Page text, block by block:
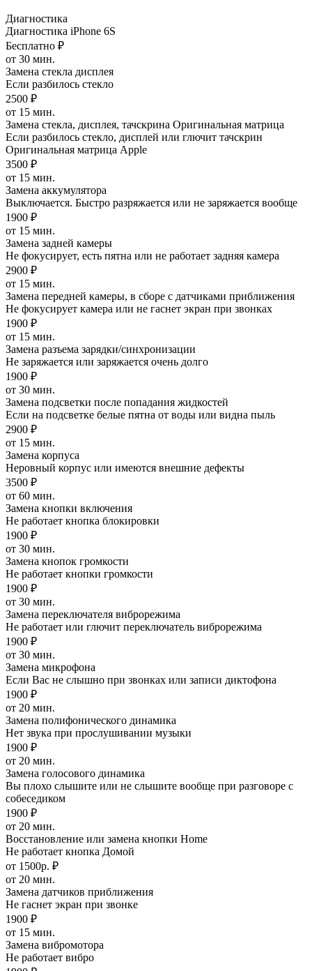
Диагностика
Диагностика iPhone 6S
Бесплатно ₽
от 30 мин.
Замена стекла дисплея
Если разбилось стекло
2500 ₽
от 15 мин.
Замена стекла, дисплея, тачскрина Оригинальная матрица
Если разбилось стекло, дисплей или глючит тачскрин
Оригинальная матрица Apple
3500 ₽
от 15 мин.
Замена аккумулятора
Выключается. Быстро разряжается или не заряжается вообще
1900 ₽
от 15 мин.
Замена задней камеры
Не фокусирует, есть пятна или не работает задняя камера
2900 ₽
от 15 мин.
Замена передней камеры, в сборе с датчиками приближения
Не фокусирует камера или не гаснет экран при звонках
1900 ₽
от 15 мин.
Замена разъема зарядки/синхронизации
Не заряжается или заряжается очень долго
1900 ₽
от 30 мин.
Замена подсветки после попадания жидкостей
Если на подсветке белые пятна от воды или видна пыль
2900 ₽
от 15 мин.
Замена корпуса
Неровный корпус или имеются внешние дефекты
3500 ₽
от 60 мин.
Замена кнопки включения
Не работает кнопка блокировки
1900 ₽
от 30 мин.
Замена кнопок громкости
Не работает кнопки громкости
1900 ₽
от 30 мин.
Замена переключателя виброрежима
Не работает или глючит переключатель виброрежима
1900 ₽
от 30 мин.
Замена микрофона
Если Вас не слышно при звонках или записи диктофона
1900 ₽
от 20 мин.
Замена полифонического динамика
Нет звука при прослушивании музыки
1900 ₽
от 20 мин.
Замена голосового динамика
Вы плохо слышите или не слышите вообще при разговоре с
собеседиком
1900 ₽
от 20 мин.
Восстановление или замена кнопки Home
Не работает кнопка Домой
от 1500р. ₽
от 20 мин.
Замена датчиков приближения
Не гаснет экран при звонке
1900 ₽
от 15 мин.
Замена вибромотора
Не работает вибро